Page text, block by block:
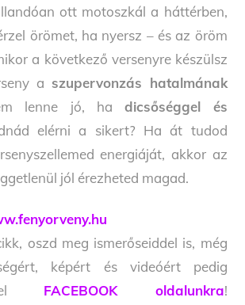
ott motoszkál a háttérben,
örömet, ha nyersz – és az öröm
a következő versenyre készülsz
a szupervonzás hatalmának
lenne jó, ha dicsőséggel és
elérni a sikert? Ha át tudod
energiáját, akkor az
jól érezheted magad.
oszd meg ismerőseiddel is, még
képért és videóért pedig
el FACEBOOK oldalunkra!